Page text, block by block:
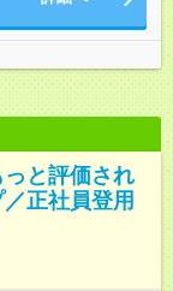
と評価され
正社員登用